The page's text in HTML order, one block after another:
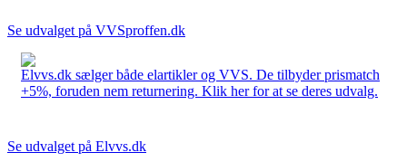
Se udvalget på VVSproffen.dk
Elvvs.dk sælger både elartikler og VVS. De tilbyder prismatch
+5%, foruden nem returnering. Klik her for at se deres udvalg.
Se udvalget på Elvvs.dk